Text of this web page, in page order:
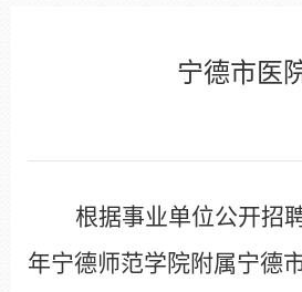
宁德市医
根据事业单位公开招
年宁德师范学院附属宁德